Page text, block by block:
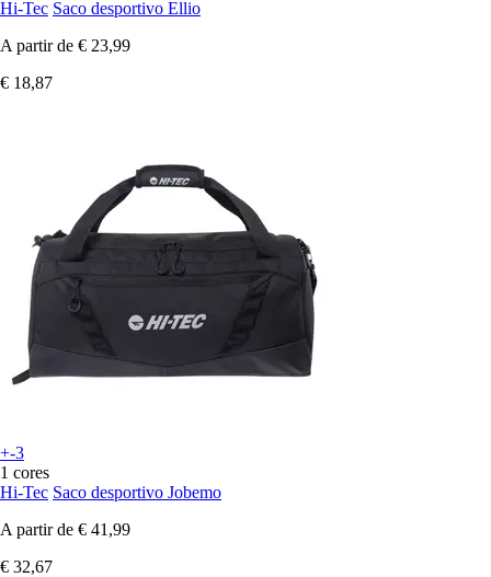
Hi-Tec Saco desportivo Ellio
A partir de € 23,99
€ 18,87
+-3
1 cores
Hi-Tec Saco desportivo Jobemo
A partir de € 41,99
€ 32,67